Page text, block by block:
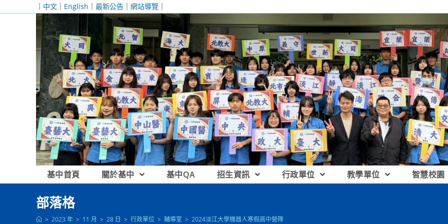
｜ 中文 ｜ English ｜ 最新公告 ｜ 網站導覽 ｜
基中首頁 關於基中 基中QA 招生資訊 行政單位 教學單位 智慧校園
部落格
> 2023 年 > 11 月 > 28 日 > 行政單位 > 輔導室 > 2024淡江大學機器人寒假高中營隊